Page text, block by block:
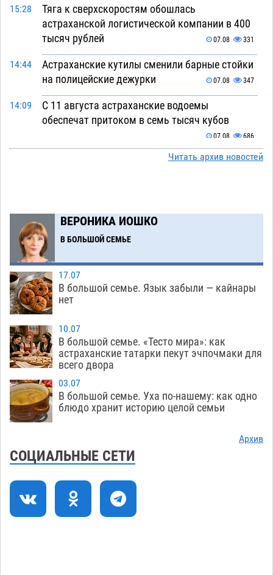
15:28
Тяга к сверхскоростям обошлась
астраханской логистической компании в 400
тысяч рублей
07.08 331
14:44
Астраханские кутилы сменили барные стойки
на полицейские дежурки
07.08 347
14:09
С 11 августа астраханские водоемы
обеспечат притоком в семь тысяч кубов
07.08 686
Астраханский аэропорт попробует отбиться
помойку
11:58
В Астрахани подросток угнал мотоцикл и
похитил чужие мобильник с банковскими
картами
11:20
Астраханцев ждут на парковом газоне с
призами и эрмитажными котами
10:43
Астраханский суд встал на сторону МЧС в
споре за возврат униформы
07.08 390
10:02
На Всероссийской Спартакиаде астраханские
гандболисты уступили казанским «драконам»
07.08
Краснодарской в Астрахани скончались
Астраханский суд оценил четыре удара по
голове полицейского в сто тысяч рублей
Читать архив новостей
ВЕРОНИКА ИОШКО
В БОЛЬШОЙ СЕМЬЕ
17.07
В большой семье. Язык забыли — кайнары
нет
10.07
В большой семье. «Тесто мира»: как
астраханские татарки пекут эчпочмаки для
всего двора
03.07
В большой семье. Уха по-нашему: как одно
блюдо хранит историю целой семьи
Архив
СОЦИАЛЬНЫЕ СЕТИ